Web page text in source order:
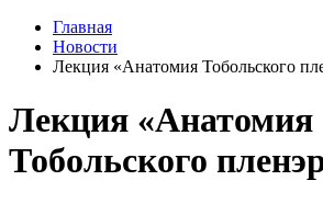
Главная
Новости
Лекция «Анатомия Тобольского
Лекция «Анатомия
Тобольского